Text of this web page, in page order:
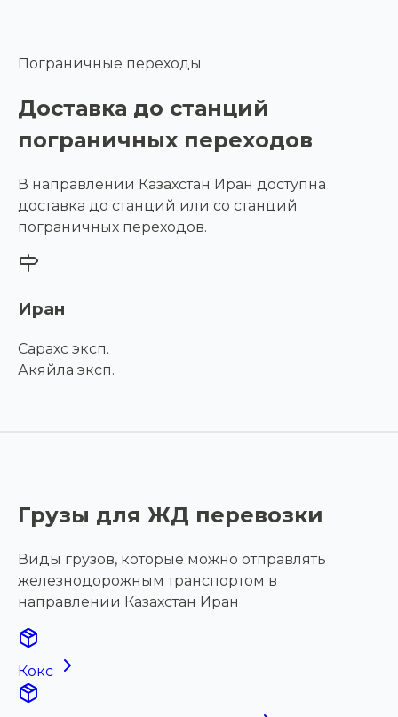
Пограничные переходы
Доставка до станций
пограничных переходов
В направлении Казахстан Иран доступна
доставка до станций или со станций
пограничных переходов.
Иран
Сарахс эксп.
Акяйла эксп.
Грузы для ЖД перевозки
Виды грузов, которые можно отправлять
железнодорожным транспортом в
направлении Казахстан Иран
Кокс